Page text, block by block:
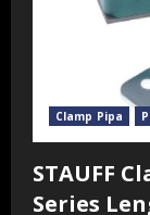
Clamp Pipa
STAUFF
Series